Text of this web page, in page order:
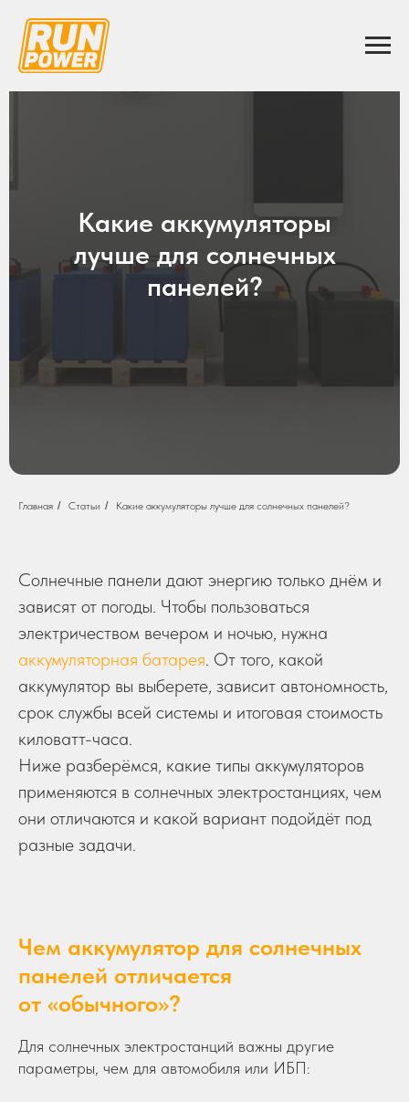
Какие аккумуляторы
лучше для солнечных
панелей?
Главная / Статьи / Какие аккумуляторы лучше для солнечных панелей?
Солнечные панели дают энергию только днём и
зависят от погоды. Чтобы пользоваться
электричеством вечером и ночью, нужна
аккумуляторная батарея. От того, какой
аккумулятор вы выберете, зависит автономность,
срок службы всей системы и итоговая стоимость
киловатт-часа.
Ниже разберёмся, какие типы аккумуляторов
применяются в солнечных электростанциях, чем
они отличаются и какой вариант подойдёт под
разные задачи.
Чем аккумулятор для солнечных
панелей отличается
от «обычного»?
Для солнечных электростанций важны другие
параметры, чем для автомобиля или ИБП: